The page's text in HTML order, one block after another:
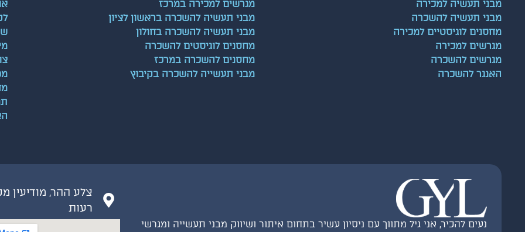
מבני תעשיה למכירה
מבני תעשיה להשכרה
מחסנים לוגיסטיים למכירה
מגרשים למכירה
מגרשים להשכרה
האנגר להשכרה
מגרשים למכירה במרכז
מבני תעשיה להשכרה בראשון לציון
מבני תעשיה להשכרה בחולון
מחסנים לוגיסטים להשכרה
מחסנים להשכרה במרכז
מבני תעשייה להשכרה בקיבוץ
נעים להכיר, אני גיל מתווך עם ניסיון עשיר בתחום איתור ושיווק מבני תעשייה ומגרשי
צלע ההר, מודיעין
רעות